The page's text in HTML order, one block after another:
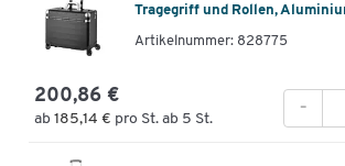
Tragegriff und Rollen,
Artikelnummer: 828775
200,86 €
ab 185,14 € pro St. ab 5 St.
-